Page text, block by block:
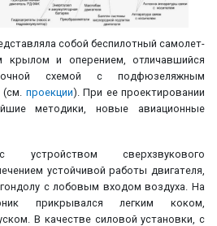
собой беспилотный самолет-
крылом и оперением, отличавшийся
схемой с подфюзеляжным
проекции). При ее проектировании
методики, новые авиационные
сверхзвукового
устойчивой работы двигателя,
с лобовым входом воздуха. На
прикрывался легким коком,
В качестве силовой установки, с